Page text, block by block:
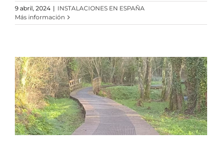
9 abril, 2024 | INSTALACIONES EN ESPAÑA
Más información